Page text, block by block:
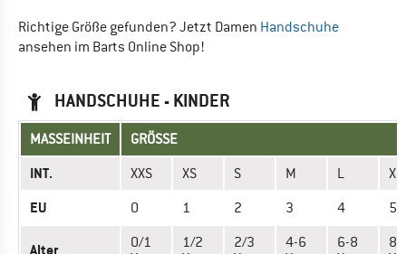
Richtige Größe gefunden? Jetzt Damen Handschuhe
ansehen im Barts Online Shop!
HANDSCHUHE - KINDER
MASSEINHEIT GRÖSSE
INT. XXS XS S M L XL
EU 0 1 2 3 4 5
Alter
0/1
1/2
2/3
4-6
6-8
8-